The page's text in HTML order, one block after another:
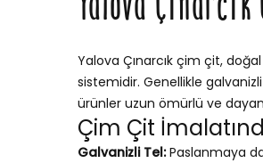
Yalova Çınarcık çim çit,
sistemidir. Genellikle
ürünler uzun ömürlü ve
Çim Çit
Galvanizli Tel:Paslanmaya